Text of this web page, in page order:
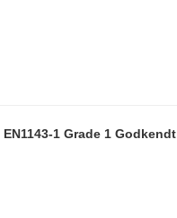
EN1143-1 Grade 1 Godkendt